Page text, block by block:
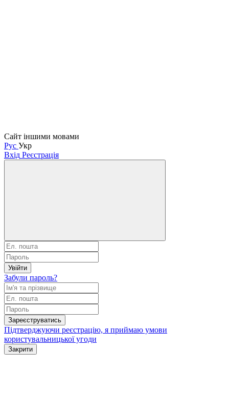
Сайт іншими мовами
Рус Укр
Вхід Реєстрація
Увійти
Забули пароль?
Зареєструватись
Підтверджуючи реєстрацію, я приймаю умови
користувальницької угоди
Закрити